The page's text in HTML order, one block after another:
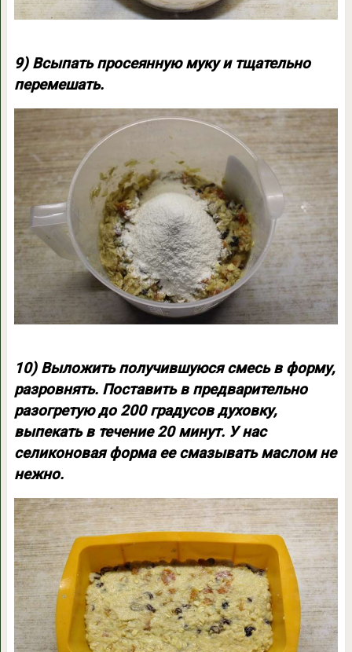
9) Всыпать просеянную муку и тщательно
перемешать.
10) Выложить получившуюся смесь в форму,
разровнять. Поставить в предварительно
разогретую до 200 градусов духовку,
выпекать в течение 20 минут. У нас
селиконовая форма ее смазывать маслом не
нежно.